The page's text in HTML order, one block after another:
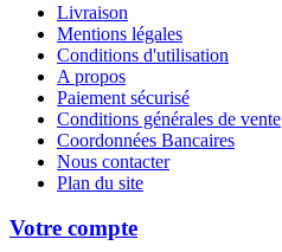
Livraison
Mentions légales
Conditions d'utilisation
A propos
Paiement sécurisé
Conditions générales de vente
Coordonnées Bancaires
Nous contacter
Plan du site
Votre compte